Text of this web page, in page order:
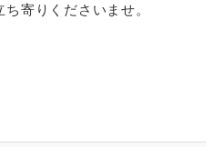
寄りくださいませ。